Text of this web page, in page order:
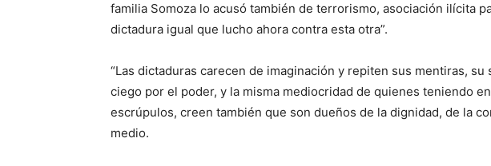
familia Somoza lo acusó también de terrorismo, asociación ilícita
dictadura igual que lucho ahora contra esta otra”.
“Las dictaduras carecen de imaginación y repiten sus mentiras,
ciego por el poder, y la misma mediocridad de quienes teniendo
escrúpulos, creen también que son dueños de la dignidad, de la
medio.